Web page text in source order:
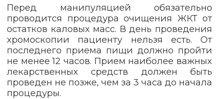
Перед манипуляцией обязательно
проводится процедура очищения ЖКТ от
остатков каловых масс. В день проведения
хромоскопии пациенту нельзя есть. От
последнего приема пищи должно пройти
не менее 12 часов. Прием наиболее важных
лекарственных средств должен быть
проведен не позже, чем за 3 часа до начала
процедуры.